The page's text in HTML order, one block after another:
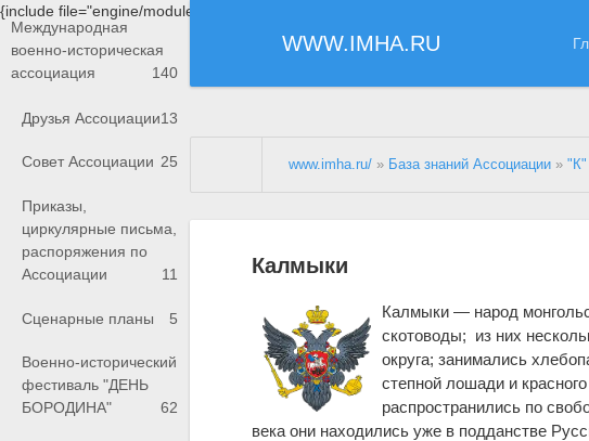
{include file="engine/modules/saperu/head.php"}
WWW.IMHA.RU
Международная
военно-историческая
ассоциация
140
Друзья Ассоциации13
Совет Ассоциации 25
Приказы,
циркулярные письма,
распоряжения по
Ассоциации
11
Сценарные планы 5
Военно-исторический
фестиваль "ДЕНЬ
БОРОДИНА"
62
www.imha.ru/ » База знаний Ассоциации »"К"
Калмыки
Калмыки — народ
скотоводы; из них
округа; занимались
степной лошади и
распространились по
века они находились уже в подданстве